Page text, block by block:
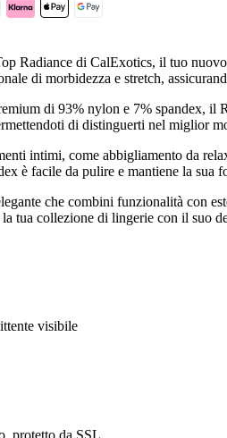
Radiance di CalExotics, il tuo
di morbidezza e stretch,
di 93% nylon e 7% spandex,
di distinguerti nel miglior
intimi, come abbigliamento da
è facile da pulire e mantiene la sua
che combini funzionalità con
tua collezione di lingerie con il suo
visibile
protetto da SSL